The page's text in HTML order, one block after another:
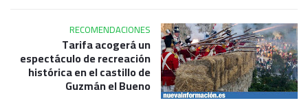
RECOMENDACIONES
Tarifa acogerá un
espectáculo de recreación
histórica en el castillo de
Guzmán el Bueno